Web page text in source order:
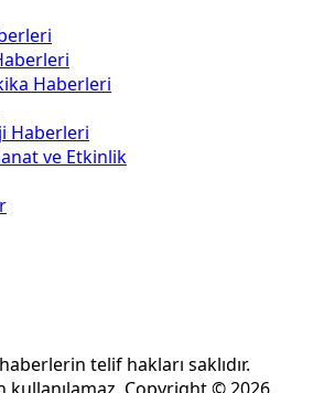
Haberleri
Haberleri
ve Etkinlik
telif hakları saklıdır.